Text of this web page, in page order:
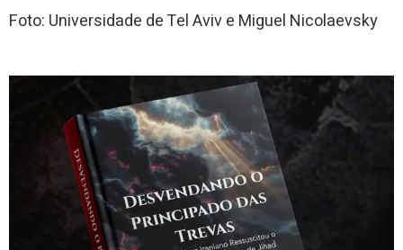
Foto: Universidade de Tel Aviv e Miguel Nicolaevsky